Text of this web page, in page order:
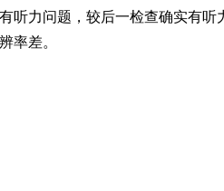
听力问题，较后一检查确实有听
率差。